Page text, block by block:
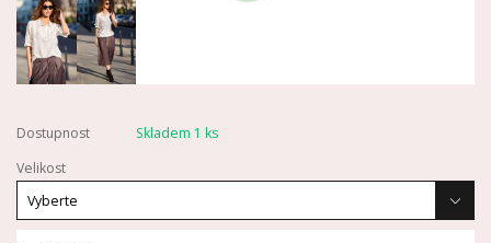
Dostupnost
Skladem 1 ks
Velikost